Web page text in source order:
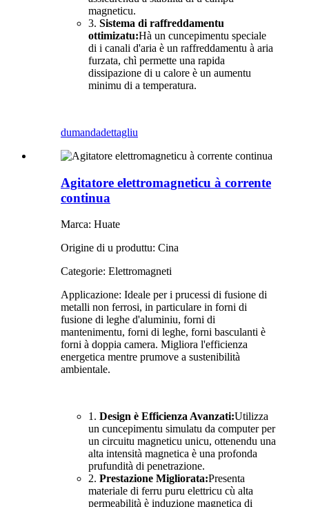
magneticu.
3. Sistema di raffreddamentu
ottimizatu:Hà un cuncepimentu speciale
di i canali d'aria è un raffreddamentu à aria
furzata, chì permette una rapida
dissipazione di u calore è un aumentu
minimu di a temperatura.
dumandadettagliu
Agitatore elettromagneticu à corrente
continua
Marca: Huate
Origine di u produttu: Cina
Categorie: Elettromagneti
Applicazione: Ideale per i prucessi di fusione di
metalli non ferrosi, in particulare in forni di
fusione di leghe d'aluminiu, forni di
mantenimentu, forni di leghe, forni basculanti è
forni à doppia camera. Migliora l'efficienza
energetica mentre prumove a sustenibilità
ambientale.
1. Design è Efficienza Avanzati:Utilizza
un cuncepimentu simulatu da computer per
un circuitu magneticu unicu, ottenendu una
alta intensità magnetica è una profonda
prufundità di penetrazione.
2. Prestazione Migliorata:Presenta
materiale di ferru puru elettricu cù alta
permeabilità è induzione magnetica di